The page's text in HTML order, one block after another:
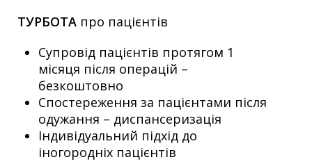
ТУРБОТА про пацієнтів
Супровід пацієнтів протягом 1
місяця після операцій –
безкоштовно
Спостереження за пацієнтами після
одужання – диспансеризація
Індивідуальний підхід до
іногородніх пацієнтів